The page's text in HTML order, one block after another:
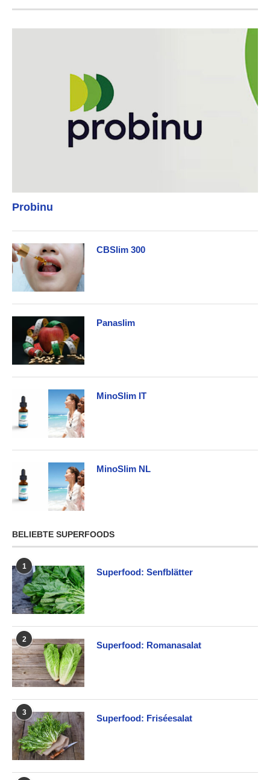
Probinu
CBSlim 300
Panaslim
MinoSlim IT
MinoSlim NL
BELIEBTE SUPERFOODS
1
Superfood: Senfblätter
2
Superfood: Romanasalat
3
Superfood: Friséesalat